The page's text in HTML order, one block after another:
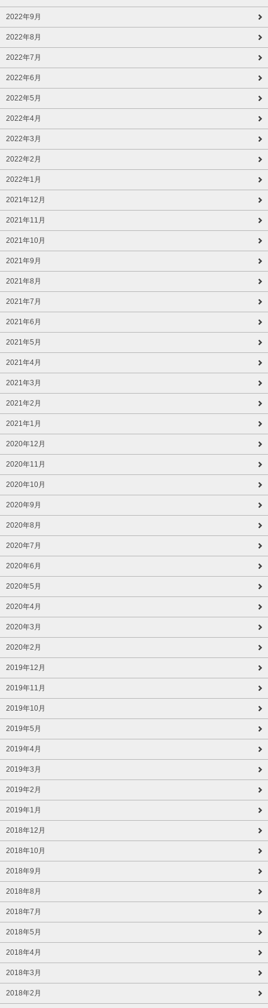
2022年9月
2022年8月
2022年7月
2022年6月
2022年5月
2022年4月
2022年3月
2022年2月
2022年1月
2021年12月
2021年11月
2021年10月
2021年9月
2021年8月
2021年7月
2021年6月
2021年5月
2021年4月
2021年3月
2021年2月
2021年1月
2020年12月
2020年11月
2020年10月
2020年9月
2020年8月
2020年7月
2020年6月
2020年5月
2020年4月
2020年3月
2020年2月
2019年12月
2019年11月
2019年10月
2019年5月
2019年4月
2019年3月
2019年2月
2019年1月
2018年12月
2018年10月
2018年9月
2018年8月
2018年7月
2018年5月
2018年4月
2018年3月
2018年2月